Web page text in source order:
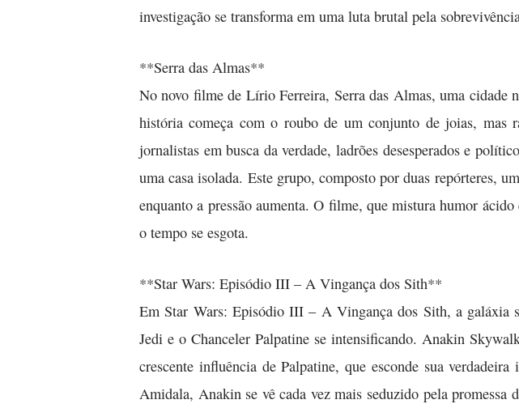
investigação se transforma em uma luta brutal pela
**Serra das Almas**
No novo filme de Lírio Ferreira, Serra das Almas, uma
história começa com o roubo de um conjunto de joias, mas
jornalistas em busca da verdade, ladrões desesperados e
uma casa isolada. Este grupo, composto por duas repórteres,
enquanto a pressão aumenta. O filme, que mistura humor
o tempo se esgota.
**Star Wars: Episódio III – A Vingança dos Sith**
Em Star Wars: Episódio III – A Vingança dos Sith, a galáxia
Jedi e o Chanceler Palpatine se intensificando. Anakin
crescente influência de Palpatine, que esconde sua
Amidala, Anakin se vê cada vez mais seduzido pela